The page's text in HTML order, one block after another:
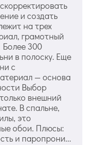
и создать
на трех
грамотный
300
в полоску. Еще
с
— основа
Выбор
внешний
В спальне,
это
обои. Плюсы:
и паропрони...